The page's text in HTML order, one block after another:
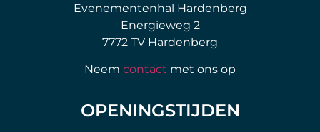
Evenementenhal Hardenberg
Energieweg 2
7772 TV Hardenberg
Neem contact met ons op
OPENINGSTIJDEN